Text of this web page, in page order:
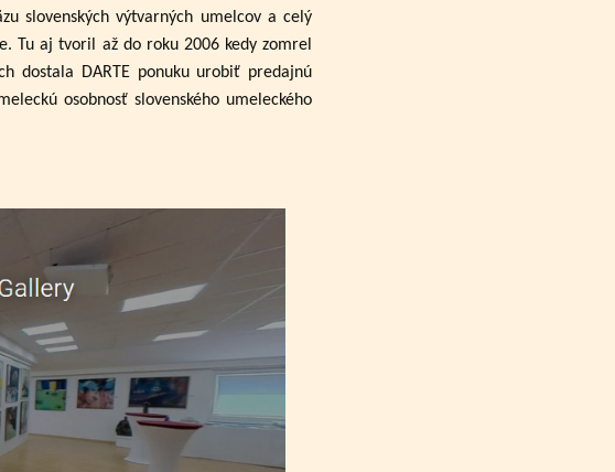
slovenských výtvarných umelcov a celý
Tu aj tvoril až do roku 2006 kedy zomrel
dostala DARTE ponuku urobiť predajnú
osobnosť slovenského umeleckého